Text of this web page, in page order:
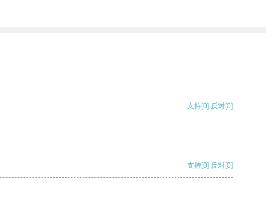
支持[0] 反对[0]
支持[0] 反对[0]